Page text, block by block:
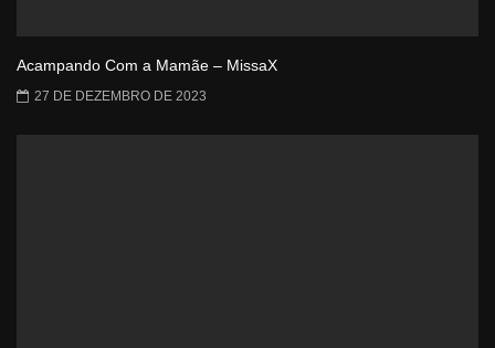
Acampando Com a Mamãe – MissaX
27 DE DEZEMBRO DE 2023